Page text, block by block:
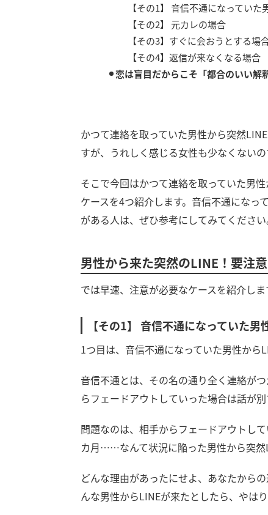
【その1】 音信不通になっていた
【その2】 元カレの場合
【その3】すぐに会おうとする場
【その4】返信が来なくなる場合
恋は盲目だからこそ「都合のいい解
かつて連絡を取っていた男性から突然
すが、うれしく感じる女性も少なくないの
そこで今回はかつて連絡を取っていた男
ケースを4つ紹介します。音信不通になっ
がある人は、ぜひ参考にしてみてください
男性から来た突然のLINE！要注
では早速、注意が必要なケースを紹介しま
【その1】 音信不通になっていた男
1つ目は、音信不通になっていた男性から
音信不通とは、その名の通り全く連絡が
らフェードアウトしていった場合は話が別
問題なのは、相手からフェードアウトし
カ月……なんて状況に陥った男性から突然
どんな理由があったにせよ、あなたから
んな男性からLINEが来たとしたら、やは